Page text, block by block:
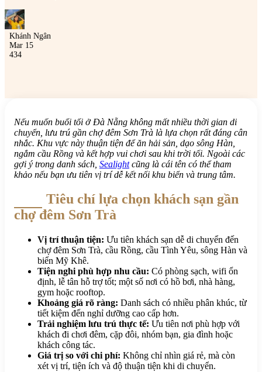
Khánh Ngân
Mar 15
434
Nếu muốn buổi tối ở Đà Nẵng không mất nhiều thời gian di
chuyển, lưu trú gần chợ đêm Sơn Trà là lựa chọn rất đáng cân
nhắc. Khu vực này thuận tiện để ăn hải sản, dạo sông Hàn,
ngắm cầu Rồng và kết hợp vui chơi sau khi trời tối. Ngoài các
gợi ý trong danh sách, Sealightcũng là cái tên có thể tham
khảo nếu bạn ưu tiên vị trí dễ kết nối khu biển và trung tâm.
Tiêu chí lựa chọn khách sạn gần
chợ đêm Sơn Trà
Vị trí thuận tiện: Ưu tiên khách sạn dễ di chuyển đến
chợ đêm Sơn Trà, cầu Rồng, cầu Tình Yêu, sông Hàn và
biển Mỹ Khê.
Tiện nghi phù hợp nhu cầu: Có phòng sạch, wifi ổn
định, lễ tân hỗ trợ tốt; một số nơi có hồ bơi, nhà hàng,
gym hoặc rooftop.
Khoảng giá rõ ràng: Danh sách có nhiều phân khúc, từ
tiết kiệm đến nghỉ dưỡng cao cấp hơn.
Trải nghiệm lưu trú thực tế: Ưu tiên nơi phù hợp với
khách đi chơi đêm, cặp đôi, nhóm bạn, gia đình hoặc
khách công tác.
Giá trị so với chi phí: Không chỉ nhìn giá rẻ, mà còn
xét vị trí, tiện ích và độ thuận tiện khi di chuyển.